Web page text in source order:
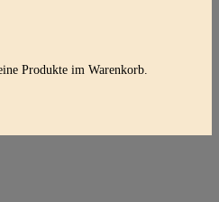
Produkte im Warenkorb.